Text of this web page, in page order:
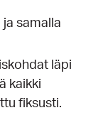
samalla
läpi
kaikki
fiksusti.